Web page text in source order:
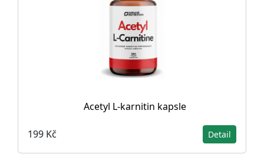
Acetyl L-karnitin kapsle
199 Kč Detail